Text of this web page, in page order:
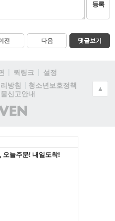
등록
전 다음 댓글보기
퀵링크
설정
방침
청소년보호정책
신고안내
(주)
인
▲